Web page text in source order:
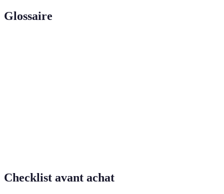
Glossaire
Checklist avant achat